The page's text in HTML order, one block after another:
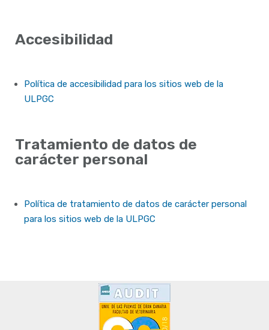
Accesibilidad
Política de accesibilidad para los sitios web de la
ULPGC
Tratamiento de datos de
carácter personal
Política de tratamiento de datos de carácter personal
para los sitios web de la ULPGC